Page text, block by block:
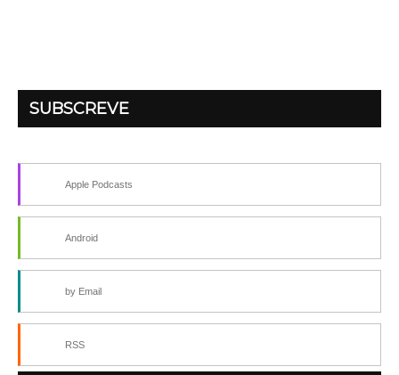
SUBSCREVE
Apple Podcasts
Android
by Email
RSS